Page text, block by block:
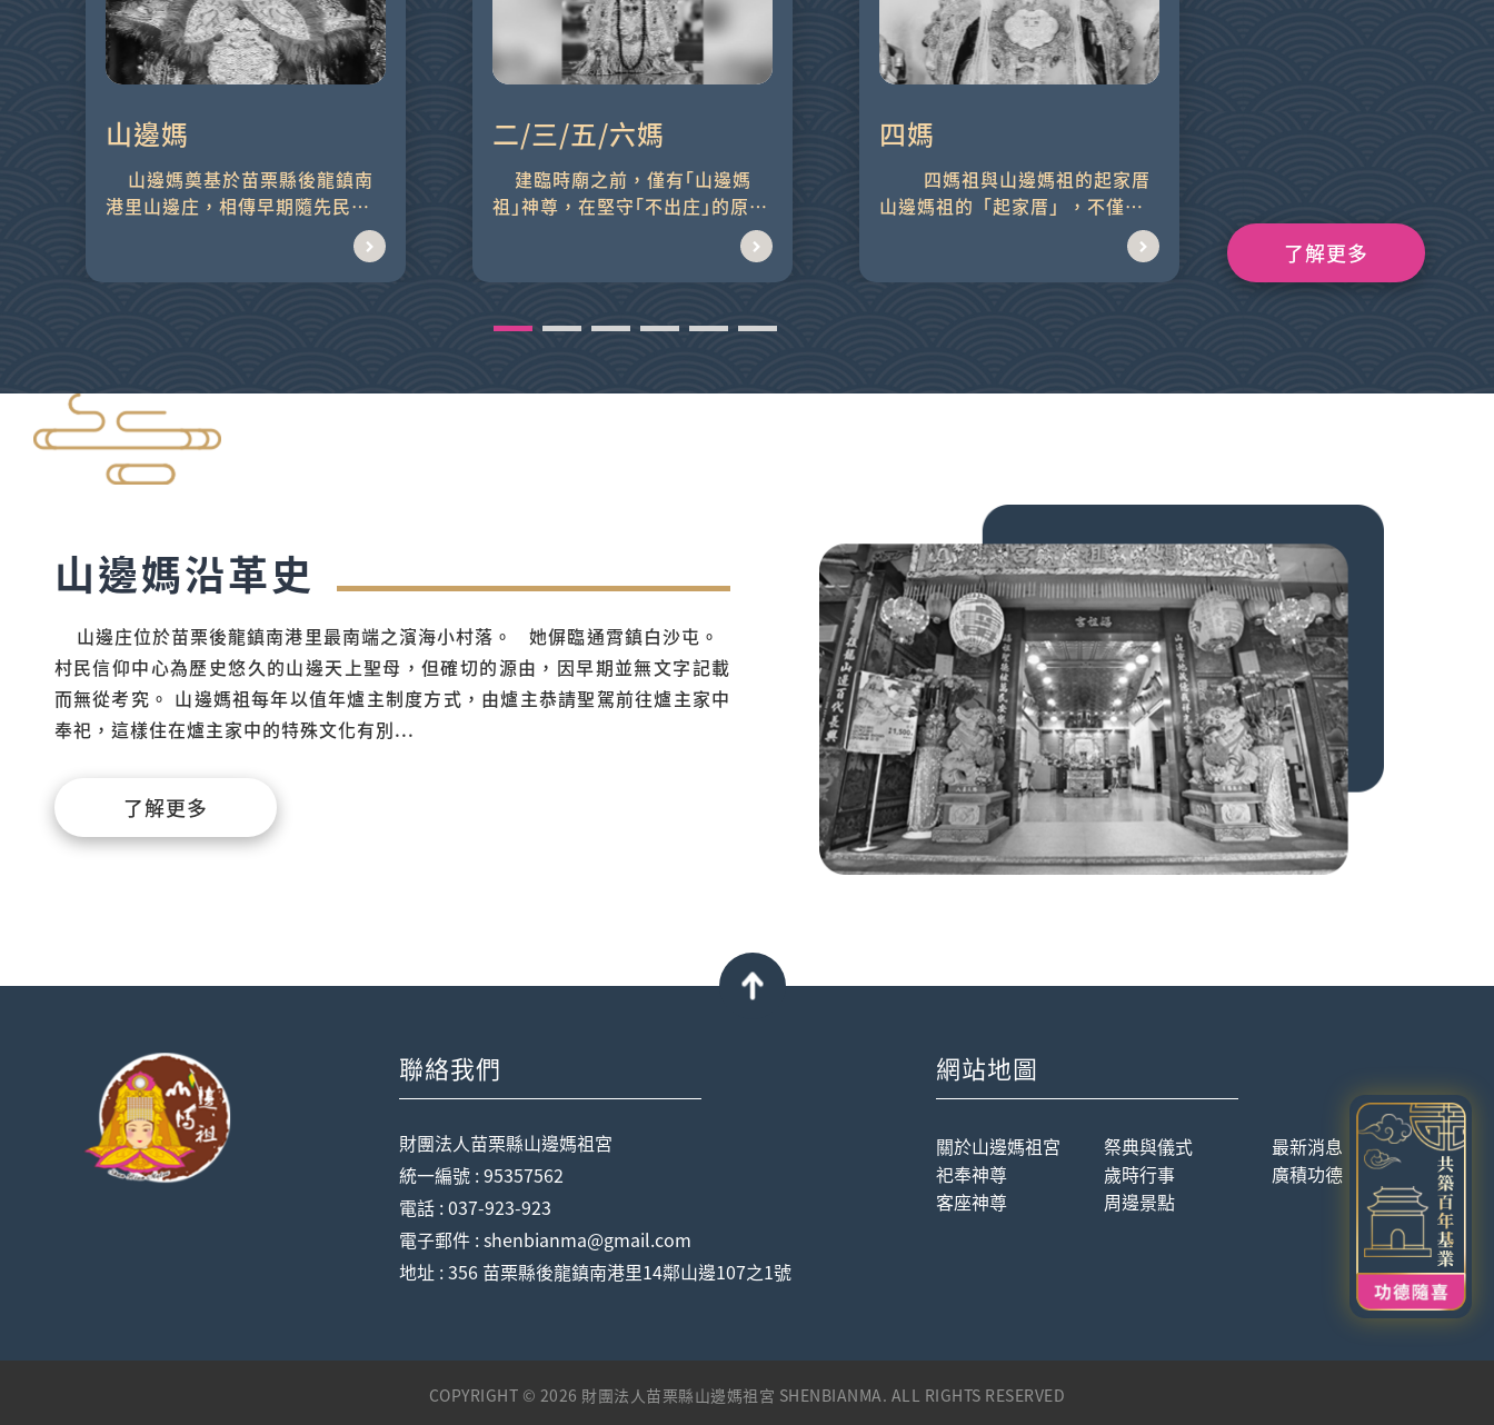
山邊媽
港里山邊庄，相傳早期隨先民一
起渡海來台，是庄民開疆闢土的
二/三/五/六媽
祖｣神尊，在堅守｢不出庄｣的原則
下，年年輪值奉祀於山邊庄值年
四媽
山邊媽祖的「起家厝」，不僅是
（盔帽）、木刻（偶頭）
（篾架）、刺...
了解更多
山邊媽沿革史
山邊庄位於苗栗後龍鎮南港里最南端之濱海小村落。 她偋臨通霄鎮白沙屯。
村民信仰中心為歷史悠久的山邊天上聖母，但確切的源由，因早期並無文字記載
而無從考究。 山邊媽祖每年以值年爐主制度方式，由爐主恭請聖駕前往爐主家中
奉祀，這樣住在爐主家中的特殊文化有別...
了解更多
聯絡我們
財團法人苗栗縣山邊媽祖宮
統一編號 : 95357562
電話 : 037-923-923
電子郵件 : shenbianma@gmail.com
地址 : 356 苗栗縣後龍鎮南港里14鄰山邊107之1號
網站地圖
關於山邊媽祖宮
祀奉神尊
客座神尊
祭典與儀式
歲時行事
周邊景點
最新消息
廣積功德
COPYRIGHT © 2026 財團法人苗栗縣山邊媽祖宮 SHENBIANMA. ALL RIGHTS RESERVED